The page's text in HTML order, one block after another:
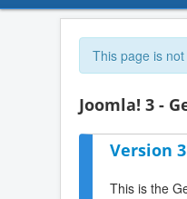
This page is
Joomla! 3 -
Version
This is the